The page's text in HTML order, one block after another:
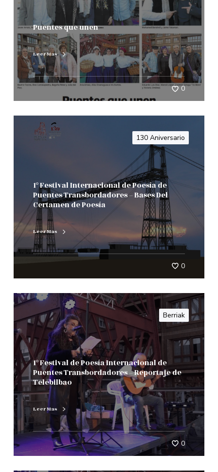
Puentes que unen
Leer Mas
0
130 Aniversario
1º Festival Internacional de Poesía de
Puentes Transbordadores – Bases Del
Certamen de Poesía
Leer Mas
0
Berriak
1º Festival de Poesía Internacional de
Puentes Transbordadores – Reportaje de
Telebilbao
Leer Mas
0